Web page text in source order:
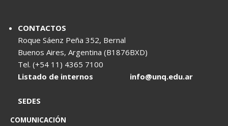
CONTACTOS
Roque Sáenz Peña 352, Bernal
Buenos Aires, Argentina (B1876BXD)
Tel. (+54 11) 4365 7100
Listado de internos
info@unq.edu.ar
SEDES
COMUNICACIÓN